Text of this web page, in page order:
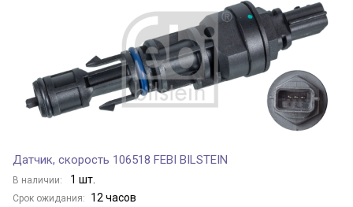
Датчик, скорость 106518 FEBI BILSTEIN
В наличии: 1 шт.
Срок ожидания: 12 часов